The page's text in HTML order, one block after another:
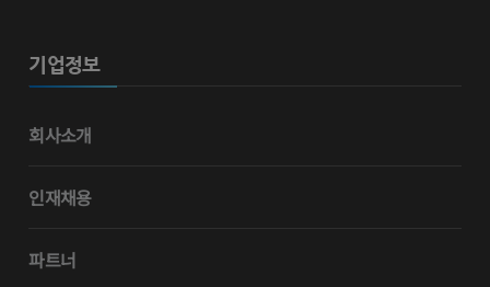
기업정보
회사소개
인재채용
파트너